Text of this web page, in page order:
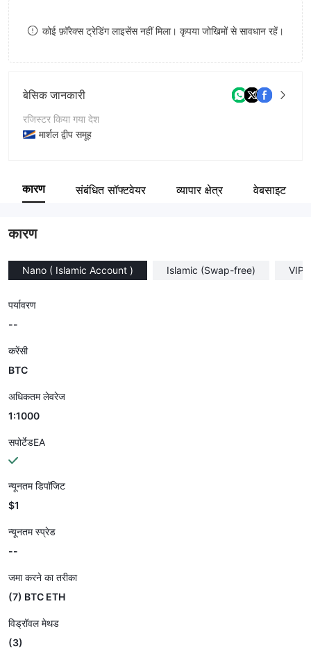
9 98
कोई फ़ॉरेक्स ट्रेडिंग लाइसेंस नहीं मिला। कृपया जोखिमों से सावधान रहें।
बेसिक जानकारी
रजिस्टर किया गया देश
मार्शल द्वीप समूह
कंपनी का नाम
कारण संबंधित सॉफ्टवेयर व्यापार क्षेत्र वेबसाइट
कारण
Nano ( Islamic Account ) Islamic (Swap-free) VIP
पर्यावरण
--
करेंसी
BTC
अधिकतम लेवरेज
1:1000
सपोर्टेडEA
न्यूनतम डिपॉजिट
$1
न्यूनतम स्प्रेड
--
जमा करने का तरीका
(7) BTC ETH
विड्रॉवल मेथड
(3)